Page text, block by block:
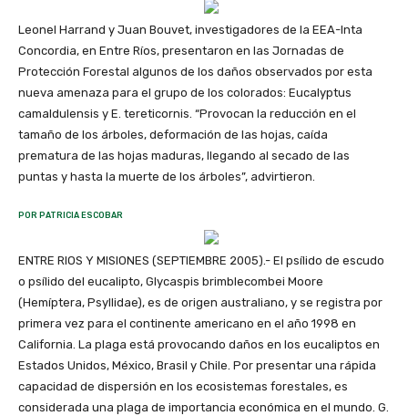
Leonel Harrand y Juan Bouvet, investigadores de la EEA-Inta
Concordia, en Entre Ríos, presentaron en las Jornadas de
Protección Forestal algunos de los daños observados por esta
nueva amenaza para el grupo de los colorados: Eucalyptus
camaldulensis y E. tereticornis. “Provocan la reducción en el
tamaño de los árboles, deformación de las hojas, caída
prematura de las hojas maduras, llegando al secado de las
puntas y hasta la muerte de los árboles”, advirtieron.
POR PATRICIA ESCOBAR
ENTRE RIOS Y MISIONES (SEPTIEMBRE 2005).- El psílido de escudo
o psílido del eucalipto, Glycaspis brimblecombei Moore
(Hemíptera, Psyllidae), es de origen australiano, y se registra por
primera vez para el continente americano en el año 1998 en
California. La plaga está provocando daños en los eucaliptos en
Estados Unidos, México, Brasil y Chile. Por presentar una rápida
capacidad de dispersión en los ecosistemas forestales, es
considerada una plaga de importancia económica en el mundo. G.